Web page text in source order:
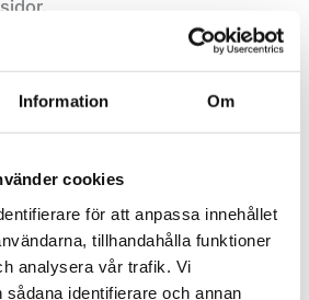
Information Om
cookies
för att anpassa innehållet
tillhandahålla funktioner
analysera vår trafik. Vi
identifierare och annan
tillbaka ditt samtycke till
på vår webbplats.
vilket sätt vi behandlar
ID och datum för när du